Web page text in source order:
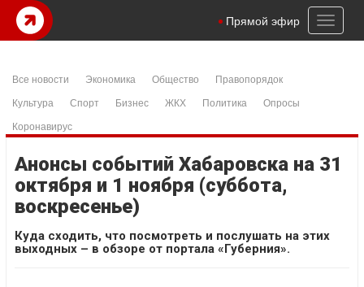
Toggle
Прямой эфир
Все новости Экономика Общество
Правопорядок
Культура
Спорт Бизнес ЖКХ Политика
Опросы
Коронавирус
Анонсы событий Хабаровска на 31
октября и 1 ноября (суббота,
воскресенье)
Куда сходить, что посмотреть и послушать на этих
выходных – в обзоре от портала «Губерния».